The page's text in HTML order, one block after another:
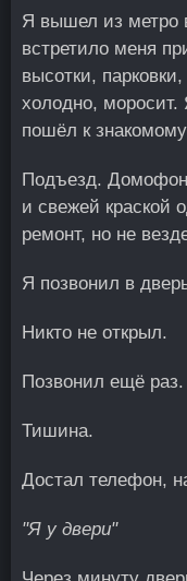
Я вышел из метро
встретило меня
высотки,
холодно, моросит.
пошёл к
Подъезд.
и свежей краской
ремонт, но не
Я позвонил в
Никто не открыл.
Позвонил ещё раз.
Тишина.
Достал телефон,
"Я у двери"